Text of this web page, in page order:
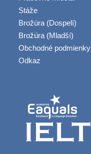
Stáže
Brožúra (Dospelí)
Brožúra (Mladší)
Obchodné podmienky
Odkaz